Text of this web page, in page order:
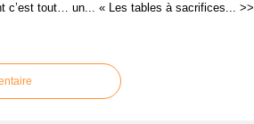
c’est tout… un... « Les tables à sacrifices... >>